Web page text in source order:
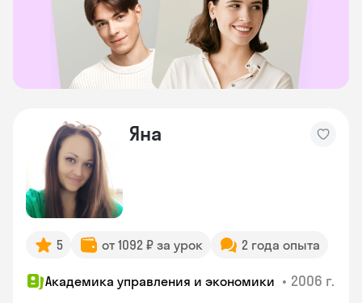
Яна
5 от 1092 ₽ за урок 2 года опыта
Академика управления и экономики • 2006 г.